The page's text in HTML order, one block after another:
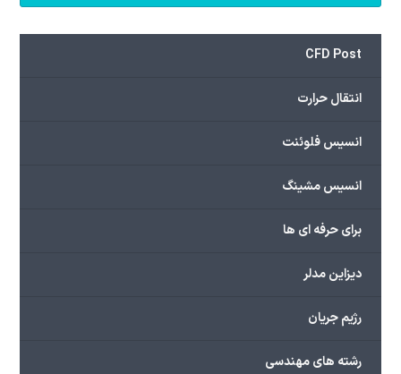
CFD Post
انتقال حرارت
انسیس فلوئنت
انسیس مشینگ
برای حرفه ای ها
دیزاین مدلر
رژیم جریان
رشته های مهندسی